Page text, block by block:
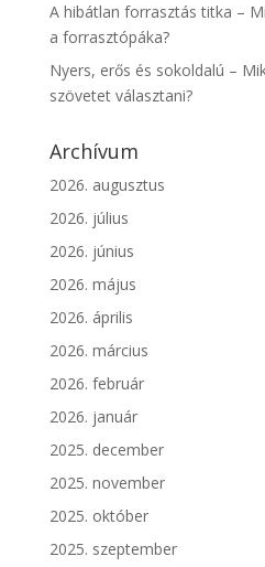
A hibátlan forrasztás titka –
a forrasztópáka?
Nyers, erős és sokoldalú –
szövetet választani?
Archívum
2026. augusztus
2026. július
2026. június
2026. május
2026. április
2026. március
2026. február
2026. január
2025. december
2025. november
2025. október
2025. szeptember